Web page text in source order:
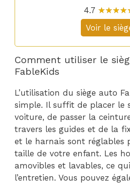
4.7 ☆☆☆☆
★★★★
Voir le
Comment utiliser le
FableKids
L’utilisation du siège auto
simple. Il suffit de placer le
voiture, de passer la
travers les guides et de la
et le harnais sont réglables
taille de votre enfant. Les
amovibles et lavables, ce
l’entretien. Vous pouvez